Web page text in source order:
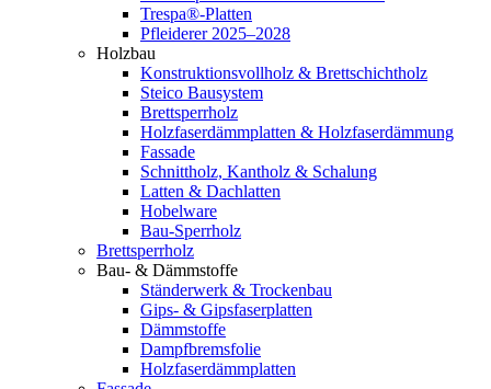
Trespa®-Platten
Pfleiderer 2025–2028
Holzbau
Konstruktionsvollholz & Brettschichtholz
Steico Bausystem
Brettsperrholz
Holzfaserdämmplatten & Holzfaserdämmung
Fassade
Schnittholz, Kantholz & Schalung
Latten & Dachlatten
Hobelware
Bau-Sperrholz
Brettsperrholz
Bau- & Dämmstoffe
Ständerwerk & Trockenbau
Gips- & Gipsfaserplatten
Dämmstoffe
Dampfbremsfolie
Holzfaserdämmplatten